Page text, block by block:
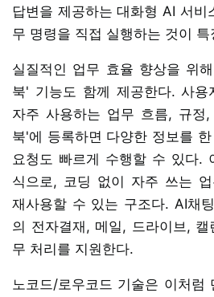
답변을 제공하는 대화형 AI 서비
무 명령을 직접 실행하는 것이 특
실질적인 업무 효율 향상을 위
북' 기능도 함께 제공한다. 사용
자주 사용하는 업무 흐름, 규정
북'에 등록하면 다양한 정보를
요청도 빠르게 수행할 수 있다.
식으로, 코딩 없이 자주 쓰는
재사용할 수 있는 구조다. AI채
의 전자결재, 메일, 드라이브,
무 처리를 지원한다.
노코드/로우코드 기술은 이처럼